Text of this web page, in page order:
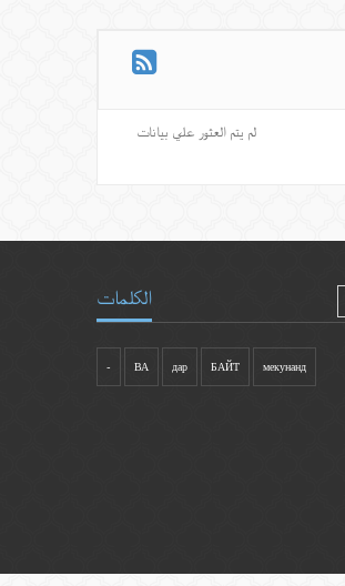
لم يتم العثور علي بيانات
الكلمات
- ВА дар БАЙТ мекунанд